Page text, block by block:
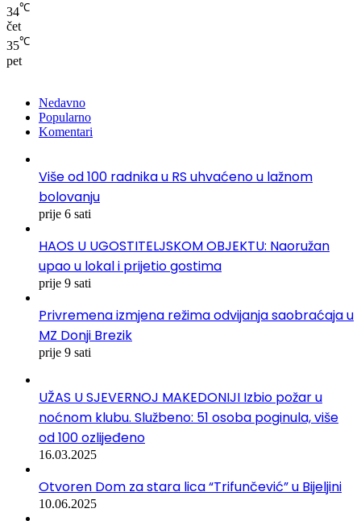
34℃
čet
35℃
pet
Nedavno
Popularno
Komentari
Više od 100 radnika u RS uhvaćeno u lažnom
bolovanju
prije 6 sati
HAOS U UGOSTITELJSKOM OBJEKTU: Naoružan
upao u lokal i prijetio gostima
prije 9 sati
Privremena izmjena režima odvijanja saobraćaja u
MZ Donji Brezik
prije 9 sati
UŽAS U SJEVERNOJ MAKEDONIJI Izbio požar u
noćnom klubu. Službeno: 51 osoba poginula, više
od 100 ozlijeđeno
16.03.2025
Otvoren Dom za stara lica “Trifunčević” u Bijeljini
10.06.2025